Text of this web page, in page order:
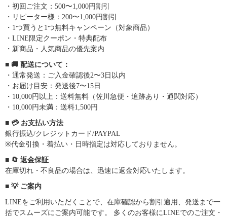
・初回ご注文：500〜1,000円割引
・リピーター様：200〜1,000円割引
・1つ買うと1つ無料キャンペーン（対象商品）
・LINE限定クーポン・特典配布
・新商品・人気商品の優先案内
■ 🚚 配送について：
・通常発送：ご入金確認後2〜3日以内
・お届け目安：発送後7〜15日
・10,000円以上：送料無料（佐川急便・追跡あり・通関対応）
・10,000円未満：送料1,500円
■ 💳 お支払い方法
銀行振込/クレジットカード/PAYPAL
※代金引換・着払い・日時指定は対応しておりません。
■ 🔄 返金保証
在庫切れ・不良品の場合は、迅速に返金対応いたします。
■ 💡 ご案内
LINEをご利用いただくことで、在庫確認から割引適用、発送まで一
括でスムーズにご案内可能です。 多くのお客様にLINEでのご注文・